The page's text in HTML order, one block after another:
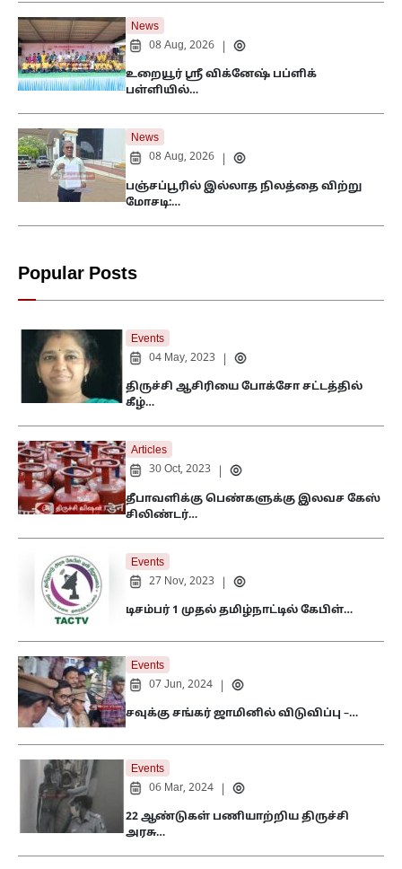
News
08 Aug, 2026
உறையூர் ஸ்ரீ விக்னேஷ் பப்ளிக்
பள்ளியில்…
News
08 Aug, 2026
பஞ்சப்பூரில் இல்லாத நிலத்தை விற்று
மோசடி:…
Popular Posts
Events
04 May, 2023
திருச்சி ஆசிரியை போக்சோ சட்டத்தில்
கீழ்…
Articles
30 Oct, 2023
தீபாவளிக்கு பெண்களுக்கு இலவச கேஸ்
சிலிண்டர்…
Events
27 Nov, 2023
டிசம்பர் 1 முதல் தமிழ்நாட்டில் கேபிள்…
Events
07 Jun, 2024
சவுக்கு சங்கர் ஜாமினில் விடுவிப்பு –…
Events
06 Mar, 2024
22 ஆண்டுகள் பணியாற்றிய திருச்சி
அரசு…